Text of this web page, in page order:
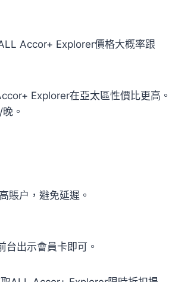
Accor+ Explorer價格大概率跟
Explorer在亞太區性價比更高。
。
賬户，避免延遲。
出示會員卡即可。